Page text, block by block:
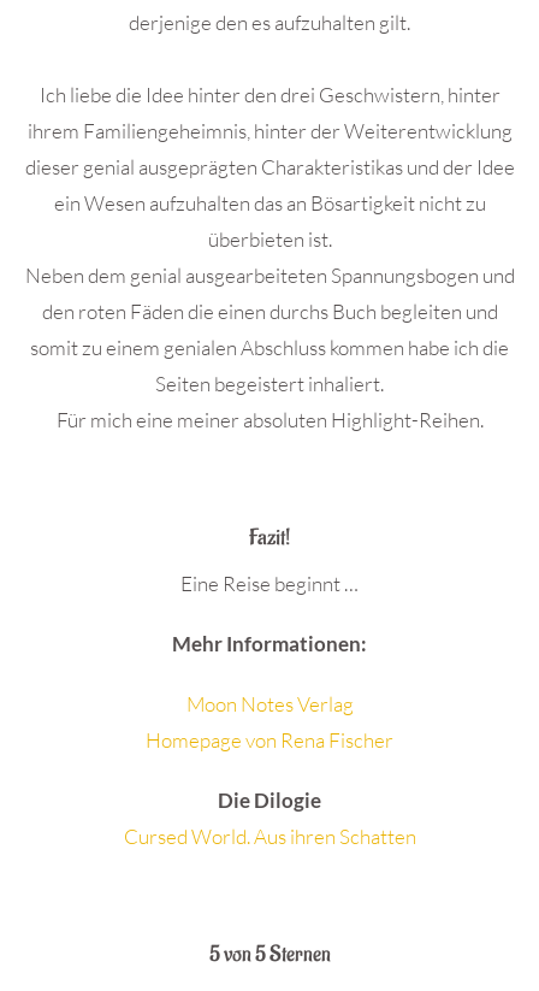
derjenige den es aufzuhalten gilt.
Ich liebe die Idee hinter den drei Geschwistern, hinter
ihrem Familiengeheimnis, hinter der Weiterentwicklung
dieser genial ausgeprägten Charakteristikas und der Idee
ein Wesen aufzuhalten das an Bösartigkeit nicht zu
überbieten ist.
Neben dem genial ausgearbeiteten Spannungsbogen und
den roten Fäden die einen durchs Buch begleiten und
somit zu einem genialen Abschluss kommen habe ich die
Seiten begeistert inhaliert.
Für mich eine meiner absoluten Highlight-Reihen.
Fazit!
Eine Reise beginnt …
Mehr Informationen:
Moon Notes Verlag
Homepage von Rena Fischer
Die Dilogie
Cursed World. Aus ihren Schatten
5 von 5 Sternen